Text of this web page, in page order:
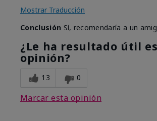
Mostrar Traducción
Conclusión Sí, recomendaría a un
¿Le ha resultado útil
opinión?
13 0
Marcar esta opinión